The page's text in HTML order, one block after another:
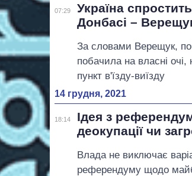
07:29
Україна
Донбасі –
За словами Верещук,
побачила на власні
пункт в'їзду-виїзду
14 грудня, 2021
18:14
Ідея з
деокупації чи
Влада не виключає
референдуму щодо